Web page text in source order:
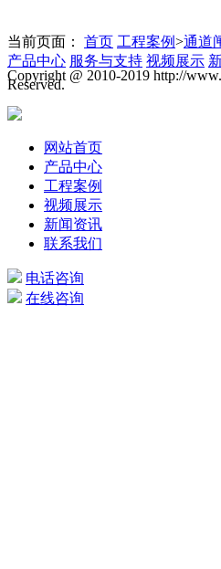
当前页面： 首页 工程案例>通道
产品中心 服务与支持 视频展示
Copyright @ 2010-2019 http://
Reserved.
网站首页
产品中心
工程案例
视频展示
新闻资讯
联系我们
电话咨询
在线咨询